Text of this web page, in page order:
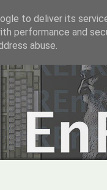
to deliver its
performance and
abuse.